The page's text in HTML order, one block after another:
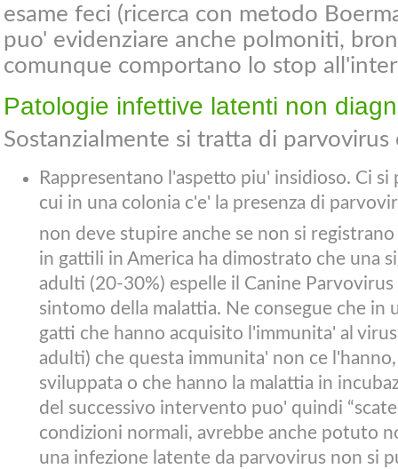
esame feci (ricerca con metodo
puo' evidenziare anche polmoniti,
comunque comportano lo stop
Patologie infettive latenti non
Sostanzialmente si tratta di parvovirus
Rappresentano l'aspetto piu' insidioso. Ci
cui in una colonia c'e' la presenza di
non deve stupire anche se non si
in gattili in America ha dimostrato che una
adulti (20-30%) espelle il Canine
sintomo della malattia. Ne consegue che in
gatti che hanno acquisito l'immunita' al
adulti) che questa immunita' non ce
sviluppata o che hanno la malattia in
del successivo intervento puo' quindi
condizioni normali, avrebbe anche potuto
una infezione latente da parvovirus non si